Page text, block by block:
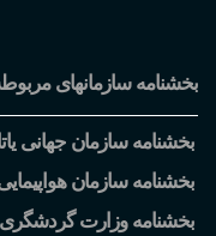
بخشنامه سازمانهای
بخشنامه سازمان جهانی
بخشنامه سازمان
بخشنامه وزارت گردشگری